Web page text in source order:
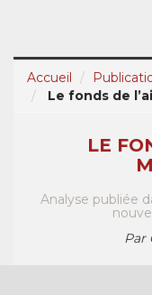
Accueil
Le fonds de
LE
Analyse publiée
Par